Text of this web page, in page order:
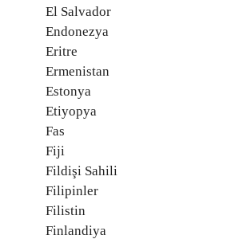
El Salvador
Endonezya
Eritre
Ermenistan
Estonya
Etiyopya
Fas
Fiji
Fildişi Sahili
Filipinler
Filistin
Finlandiya